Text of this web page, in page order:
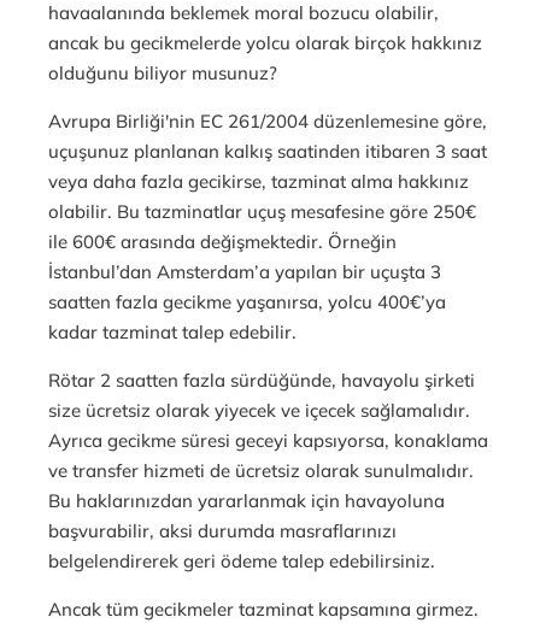
havaalanında beklemek moral bozucu olabilir,
ancak bu gecikmelerde yolcu olarak birçok hakkınız
olduğunu biliyor musunuz?
Avrupa Birliği'nin EC 261/2004 düzenlemesine göre,
uçuşunuz planlanan kalkış saatinden itibaren 3 saat
veya daha fazla gecikirse, tazminat alma hakkınız
olabilir. Bu tazminatlar uçuş mesafesine göre 250€
ile 600€ arasında değişmektedir. Örneğin
İstanbul’dan Amsterdam’a yapılan bir uçuşta 3
saatten fazla gecikme yaşanırsa, yolcu 400€’ya
kadar tazminat talep edebilir.
Rötar 2 saatten fazla sürdüğünde, havayolu şirketi
size ücretsiz olarak yiyecek ve içecek sağlamalıdır.
Ayrıca gecikme süresi geceyi kapsıyorsa, konaklama
ve transfer hizmeti de ücretsiz olarak sunulmalıdır.
Bu haklarınızdan yararlanmak için havayoluna
başvurabilir, aksi durumda masraflarınızı
belgelendirerek geri ödeme talep edebilirsiniz.
Ancak tüm gecikmeler tazminat kapsamına girmez.